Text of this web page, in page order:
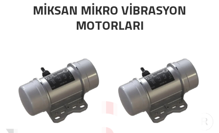
MİKSAN MİKRO VİBRASYON
MOTORLARI